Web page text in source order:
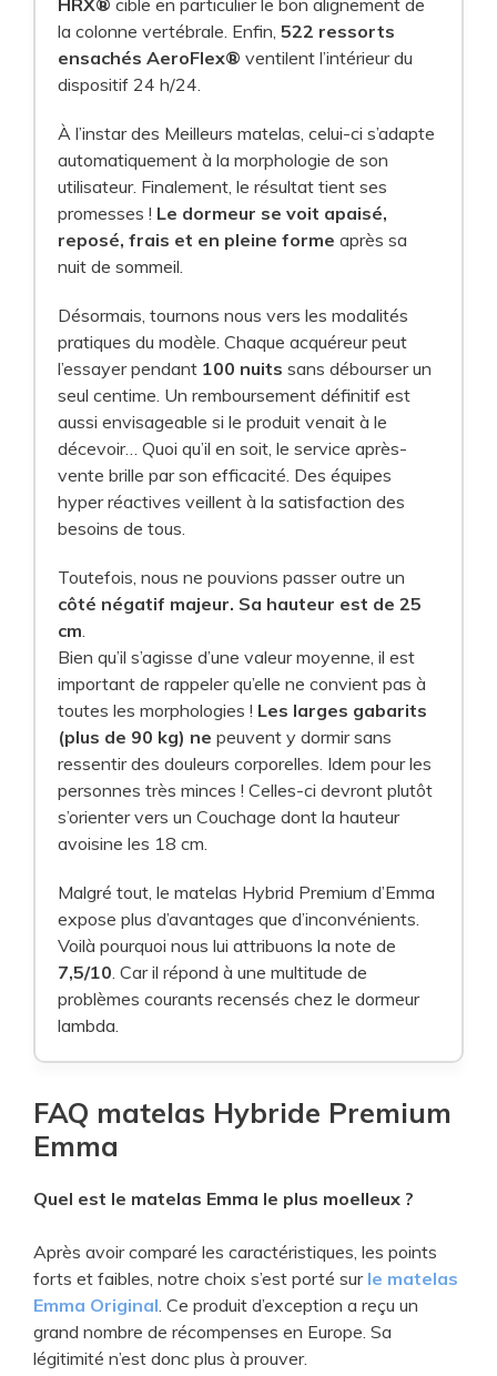
la colonne vertébrale. Enfin, 522 ressorts
ensachés AeroFlex® ventilent l’intérieur du
dispositif 24 h/24.
À l’instar des Meilleurs matelas, celui-ci s’adapte
automatiquement à la morphologie de son
utilisateur. Finalement, le résultat tient ses
promesses ! Le dormeur se voit apaisé,
reposé, frais et en pleine forme après sa
nuit de sommeil.
Désormais, tournons nous vers les modalités
pratiques du modèle. Chaque acquéreur peut
l’essayer pendant 100 nuits sans débourser un
seul centime. Un remboursement définitif est
aussi envisageable si le produit venait à le
décevoir… Quoi qu’il en soit, le service après-
vente brille par son efficacité. Des équipes
hyper réactives veillent à la satisfaction des
besoins de tous.
Toutefois, nous ne pouvions passer outre un
côté négatif majeur. Sa hauteur est de 25
cm
Bien qu’il s’agisse d’une valeur moyenne, il est
important de rappeler qu’elle ne convient pas à
toutes les morphologies ! Les larges gabarits
(plus de 90 kg) ne peuvent y dormir sans
ressentir des douleurs corporelles. Idem pour les
personnes très minces ! Celles-ci devront plutôt
s’orienter vers un Couchage dont la hauteur
avoisine les 18 cm.
Malgré tout, le matelas Hybrid Premium d’Emma
expose plus d’avantages que d’inconvénients.
Voilà pourquoi nous lui attribuons la note de
7,5/10 . Car il répond à une multitude de
problèmes courants recensés chez le dormeur
lambda.
FAQ matelas Hybride Premium
Emma
Quel est le matelas Emma le plus moelleux ?
Après avoir comparé les caractéristiques, les points
forts et faibles, notre choix s’est porté sur le matelas
Emma Original . Ce produit d’exception a reçu un
grand nombre de récompenses en Europe. Sa
légitimité n’est donc plus à prouver.